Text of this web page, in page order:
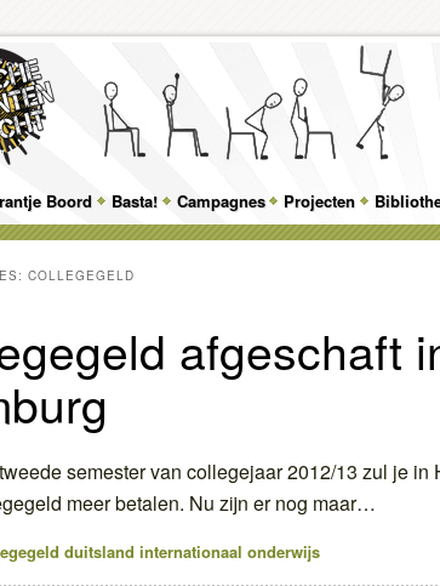
Boord Basta! Campagnes Projecten
COLLEGEGELD
afgeschaft
semester van collegejaar 2012/13 zul je in
meer betalen. Nu zijn er nog maar…
duitsland internationaal onderwijs